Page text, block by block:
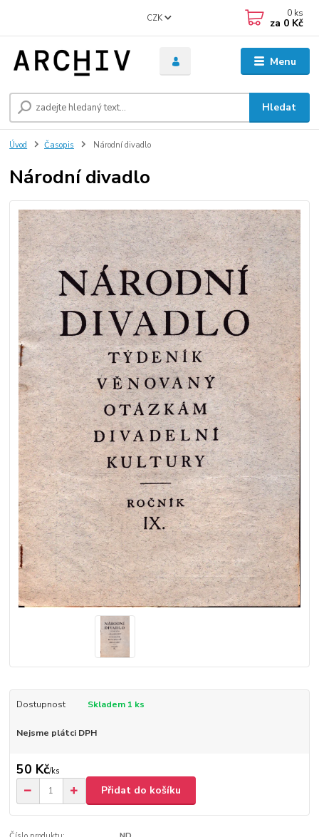
Menu
CZK
Hledat
0 ks
za 0 Kč
Úvod Časopis Národní divadlo
Národní divadlo
Dostupnost Skladem 1 ks
Nejsme plátci DPH
50 Kč/ks
Přidat do košíku